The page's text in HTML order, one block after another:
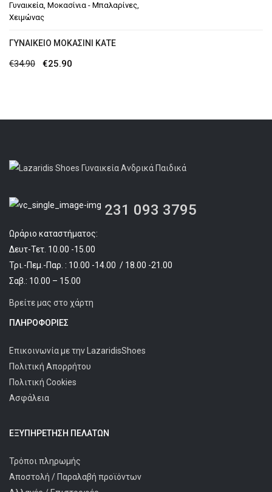
Γυναικεία, Μοκασίνια - Μπαλαρίνες,
Χειμώνας
ΓΥΝΑΙΚΕΊΟ ΜΟΚΑΣΊΝΙ ΚΑΤΕ
€34.90
Original
€34.90.
€25.90
είναι:
231 093 3795
Ωράριο καταστήματος:
Δευτ-Τετ. 10.00 -15.00
Τρι.-Πεμ.-Παρ. : 10.00 -14.00 / 18.00 -21.00
Σαβ.: 10.00 – 15.00
Βρείτε μας στο χάρτη
ΠΛΗΡΟΦΟΡΊΕΣ
Επικοινωνία με την LazaridisShoes
Πολιτική Απορρήτου
Πολιτική Cookies
Ασφάλεια
ΕΞΥΠΗΡΈΤΗΣΗ ΠΕΛΑΤΩΝ
Τρόποι πληρωμής
Αποστολή / Παραλαβή προϊόντων